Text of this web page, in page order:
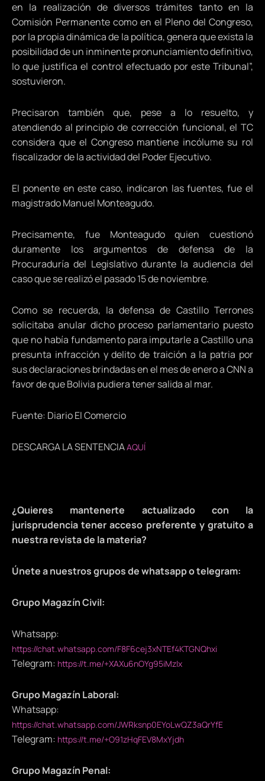
en la realización de diversos trámites tanto en la
Comisión Permanente como en el Pleno del Congreso,
por la propia dinámica de la política, genera que exista la
posibilidad de un inminente pronunciamiento definitivo,
lo que justifica el control efectuado por este Tribunal”,
sostuvieron.
Precisaron también que, pese a lo resuelto, y
atendiendo al principio de corrección funcional, el TC
considera que el Congreso mantiene incólume su rol
fiscalizador de la actividad del Poder Ejecutivo.
El ponente en este caso, indicaron las fuentes, fue el
magistrado Manuel Monteagudo.
Precisamente, fue Monteagudo quien cuestionó
duramente los argumentos de defensa de la
Procuraduría del Legislativo durante la audiencia del
caso que se realizó el pasado 15 de noviembre.
Como se recuerda, la defensa de Castillo Terrones
solicitaba anular dicho proceso parlamentario puesto
que no había fundamento para imputarle a Castillo una
presunta infracción y delito de traición a la patria por
sus declaraciones brindadas en el mes de enero a CNN a
favor de que Bolivia pudiera tener salida al mar.
Fuente: Diario El Comercio
DESCARGA LA SENTENCIAAQUÍ
¿Quieres mantenerte actualizado con la
jurisprudencia tener acceso preferente y gratuito a
nuestra revista de la materia?
Únete a nuestros grupos de whatsapp o telegram:
Grupo Magazín Civil:
Whatsapp:
https://chat.whatsapp.com/F8F6cej3xNTEf4KTGNQhxi
Telegram: https://t.me/+XAXu6nOYg95iMzIx
Grupo Magazín Laboral:
Whatsapp:
https://chat.whatsapp.com/JWRksnp0EYoLwQZ3aQrYfE
Telegram: https://t.me/+O91zHqFEV8MxYjdh
Grupo Magazín Penal: